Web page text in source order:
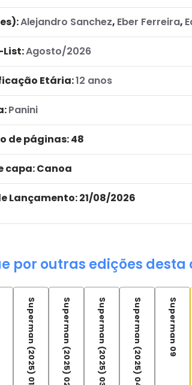
Alejandro Sanchez, Eber Ferreira,
List:Agosto/2026
Etária:12 anos
Panini
de páginas: 48
capa:Canoa
Lançamento:21/08/2026
por outras edições
Superman (2025) 01 Superman (2025) 02 Superman (2025) 03 Superman (2025) 04 Superman 09